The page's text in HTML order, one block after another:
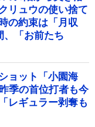
ュウの使い捨て
の約束は「月収
、「お前たち
ョット「小園海
季の首位打者も今
レギュラー剥奪も